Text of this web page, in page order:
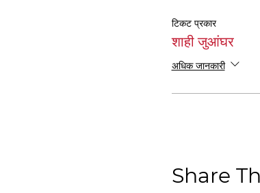
टिकट प्रकार
शाही जुआंघर
अधिक जानकारी
Share